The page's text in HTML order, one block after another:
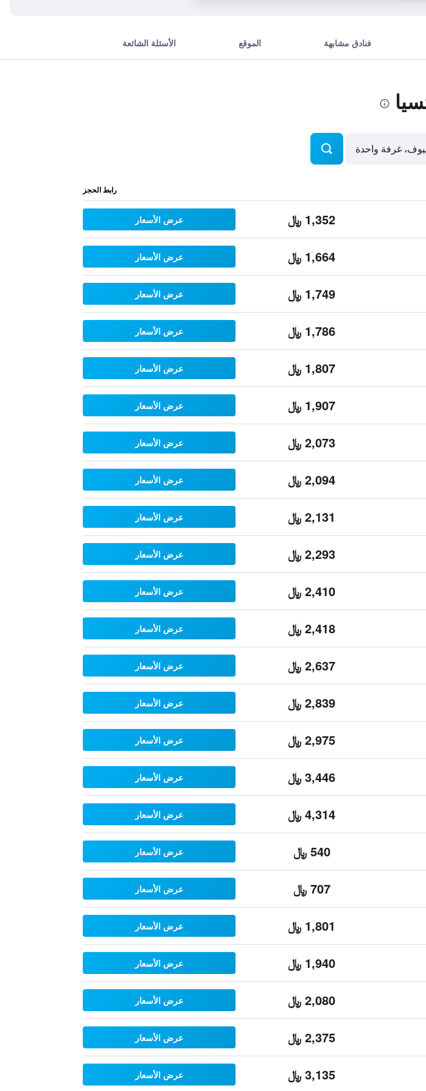
فنادق مشابهة الموقع الأسئلة الشائعة
رابط الحجز
1,352 ﷼ عرض الأسعار
1,664 ﷼ عرض الأسعار
1,749 ﷼ عرض الأسعار
1,786 ﷼ عرض الأسعار
1,807 ﷼ عرض الأسعار
1,907 ﷼ عرض الأسعار
2,073 ﷼ عرض الأسعار
2,094 ﷼ عرض الأسعار
2,131 ﷼ عرض الأسعار
2,293 ﷼ عرض الأسعار
2,410 ﷼ عرض الأسعار
2,418 ﷼ عرض الأسعار
2,637 ﷼ عرض الأسعار
2,839 ﷼ عرض الأسعار
2,975 ﷼ عرض الأسعار
3,446 ﷼ عرض الأسعار
4,314 ﷼ عرض الأسعار
540 ﷼ عرض الأسعار
707 ﷼ عرض الأسعار
1,801 ﷼ عرض الأسعار
1,940 ﷼ عرض الأسعار
2,080 ﷼ عرض الأسعار
2,375 ﷼ عرض الأسعار
3,135 ﷼ عرض الأسعار